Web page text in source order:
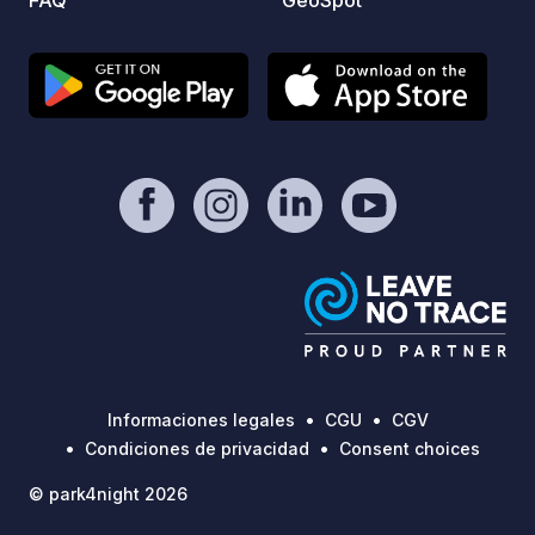
Informaciones legales CGU
CGV
Condiciones de privacidad
Consent choices
© park4night 2026